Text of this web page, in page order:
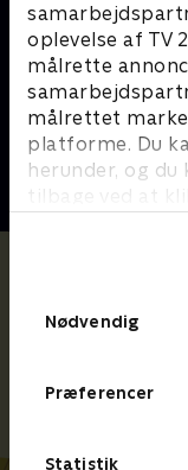
oplevelse af TV
målrette
målrettet
platforme. Du
herunder, og
tilbage ved at
Nødvendig
Præferencer
Statistik
Lille prinsesse
Børneserier • 3